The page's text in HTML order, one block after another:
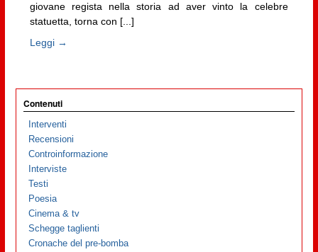
giovane regista nella storia ad aver vinto la celebre
statuetta, torna con [...]
Leggi →
Contenuti
Interventi
Recensioni
Controinformazione
Interviste
Testi
Poesia
Cinema & tv
Schegge taglienti
Cronache del pre-bomba